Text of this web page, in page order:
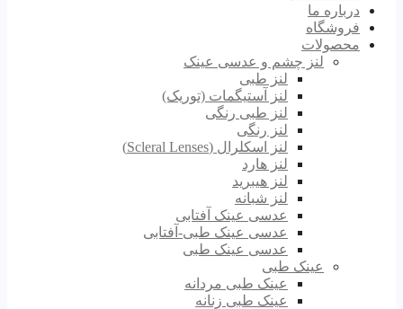
درباره ما
فروشگاه
محصولات
لنز چشم و عدسی عینک
لنز طبی
لنز آستیگمات (توریک)
لنز طبی رنگی
لنز رنگی
لنز اسکلرال (Scleral Lenses)
لنز هارد
لنز هیبرید
لنز شبانه
عدسی عینک آفتابی
عدسی عینک طبی-آفتابی
عدسی عینک طبی
عینک طبی
عینک طبی مردانه
عینک طبی زنانه